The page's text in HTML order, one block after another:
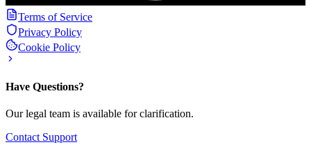
Terms of Service
Privacy Policy
Cookie Policy
Have Questions?
Our legal team is available for clarification.
Contact Support